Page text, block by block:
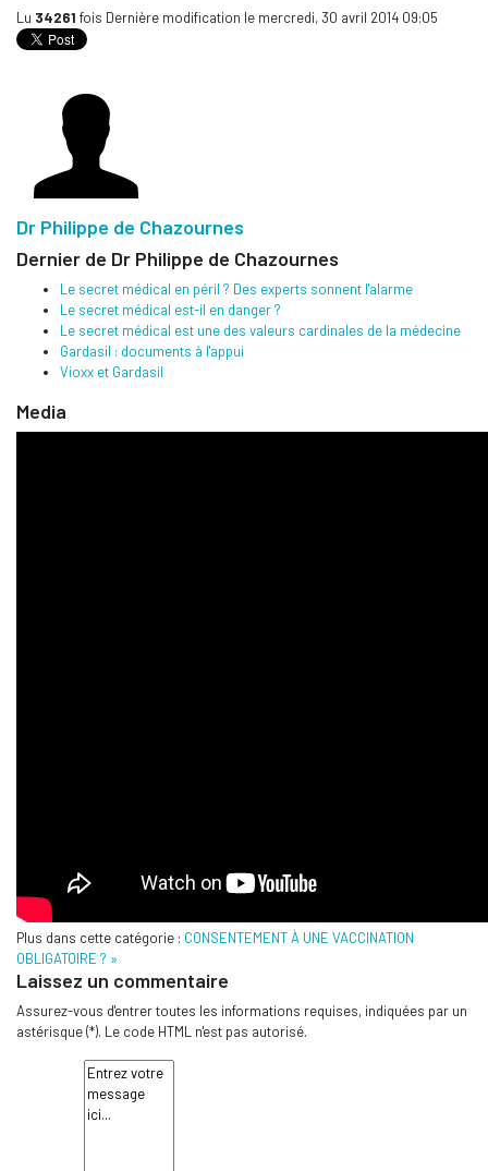
Lu 34261 fois Dernière modification le mercredi, 30 avril 2014 09:05
Dr Philippe de Chazournes
Dernier de Dr Philippe de Chazournes
Le secret médical en péril ? Des experts sonnent l'alarme
Le secret médical est-il en danger ?
Le secret médical est une des valeurs cardinales de la médecine
Gardasil : documents à l'appui
Vioxx et Gardasil
Media
Plus dans cette catégorie : CONSENTEMENT À UNE VACCINATION
OBLIGATOIRE ? »
Laissez un commentaire
Assurez-vous d'entrer toutes les informations requises, indiquées par un
astérisque (*). Le code HTML n'est pas autorisé.